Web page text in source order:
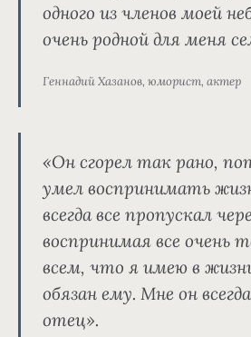
одного из членов моей
очень родной для меня
Геннадий Хазанов, юморист, актер
«Он сгорел так рано,
умел воспринимать
всегда все пропускал
воспринимая все очень
всем, что я имею в
обязан ему. Мне он
отец».